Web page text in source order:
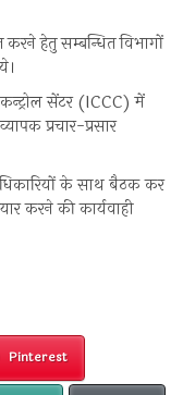
हेतु सम्बन्धित विभागों
सेंटर (ICCC) में
प्रचार-प्रसार
के साथ बैठक कर
करने की कार्यवाही
Pinterest